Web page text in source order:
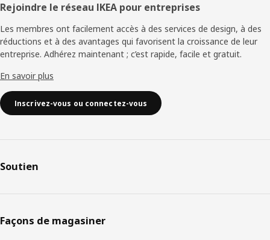
Rejoindre le réseau IKEA pour entreprises
Les membres ont facilement accès à des services de design, à des
réductions et à des avantages qui favorisent la croissance de leur
entreprise. Adhérez maintenant ; c’est rapide, facile et gratuit.
En savoir plus
Inscrivez-vous ou connectez-vous
Soutien
Façons de magasiner